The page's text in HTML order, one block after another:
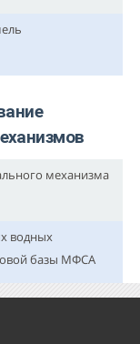
механизма
водных
базы МФСА